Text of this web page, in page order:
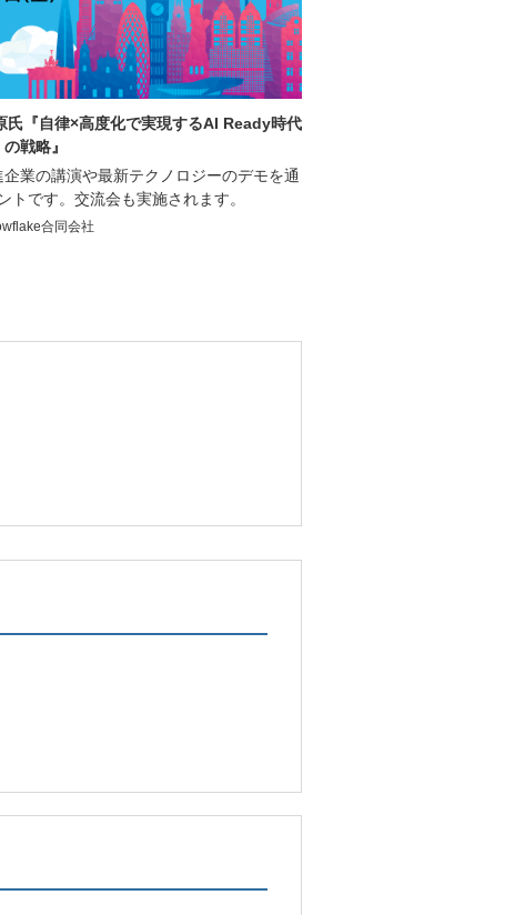
氏『自律×高度化で実現するAI Ready時代
の戦略』
業の講演や最新テクノロジーのデモを通
トです。交流会も実施されます。
合同会社